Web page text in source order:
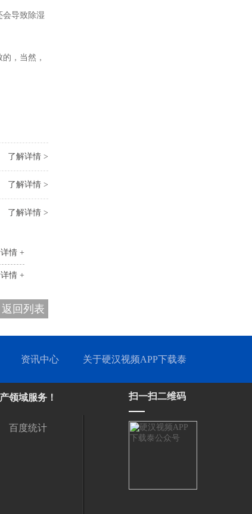
会导致除湿
，当然，
了解详情 >
了解详情 >
了解详情 >
情 +
情 +
返回列表
资讯中心 关于硬汉视频APP下载泰
领域服务！
百度统计
扫一扫二维码